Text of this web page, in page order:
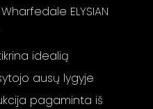
ELYSIAN
idealią
ausų lygyje
pagaminta iš